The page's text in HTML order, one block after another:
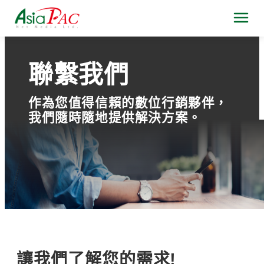
聯繫我們
作為您值得信賴的數位行銷夥伴，
我們隨時隨地提供解決方案。
讓我們了解您的需求!